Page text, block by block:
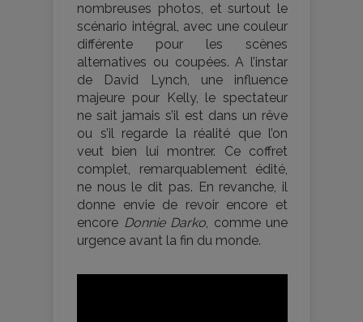
nombreuses photos, et surtout le
scénario intégral, avec une couleur
différente pour les scènes
alternatives ou coupées. A l’instar
de David Lynch, une influence
majeure pour Kelly, le spectateur
ne sait jamais s’il est dans un rêve
ou s’il regarde la réalité que l’on
veut bien lui montrer. Ce coffret
complet, remarquablement édité,
ne nous le dit pas. En revanche, il
donne envie de revoir encore et
encore Donnie Darko, comme une
urgence avant la fin du monde.